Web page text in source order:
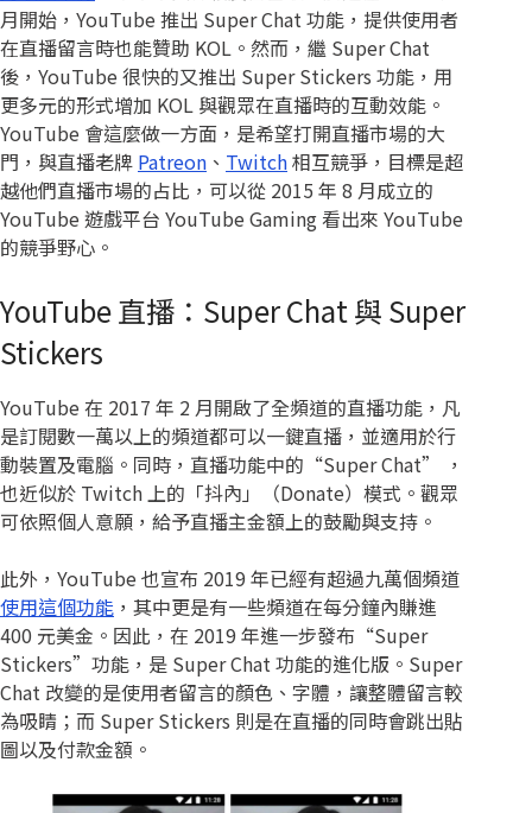
月開始，YouTube 推出 Super Chat 功能，提供使用者
在直播留言時也能贊助 KOL。然而，繼 Super Chat
後，YouTube 很快的又推出 Super Stickers 功能，用
更多元的形式增加 KOL 與觀眾在直播時的互動效能。
YouTube 會這麼做一方面，是希望打開直播市場的大
門，與直播老牌 Patreon 、 Twitch相互競爭，目標是超
越他們直播市場的占比，可以從 2015 年 8 月成立的
YouTube 遊戲平台 YouTube Gaming 看出來 YouTube
的競爭野心。
YouTube 直播：Super Chat 與 Super
Stickers
YouTube 在 2017 年 2 月開啟了全頻道的直播功能，凡
是訂閱數一萬以上的頻道都可以一鍵直播，並適用於行
動裝置及電腦。同時，直播功能中的“Super Chat” ，
也近似於 Twitch 上的「抖內」（Donate）模式。觀眾
可依照個人意願，給予直播主金額上的鼓勵與支持。
此外，YouTube 也宣布 2019 年已經有超過九萬個頻道
使用這個功能 ，其中更是有一些頻道在每分鐘內賺進
400 元美金。因此，在 2019 年進一步發布“Super
Stickers”功能，是 Super Chat 功能的進化版。Super
Chat 改變的是使用者留言的顏色、字體，讓整體留言較
為吸睛；而 Super Stickers 則是在直播的同時會跳出貼
圖以及付款金額。